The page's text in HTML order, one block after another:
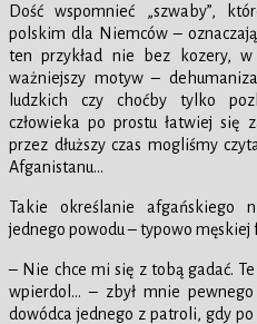
Dość wspomnieć „szwaby”,
polskim dla Niemców –
ten przykład nie bez kozery,
ważniejszy motyw –
ludzkich czy choćby tylko
człowieka po prostu łatwiej się
przez dłuższy czas mogliśmy
Afganistanu…
Takie określanie afgańskiego
jednego powodu – typowo męskiej
– Nie chce mi się z tobą gadać.
wpierdol… – zbył mnie
dowódca jednego z patroli, gdy